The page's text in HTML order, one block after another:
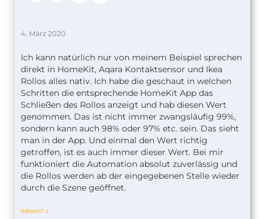
Home App noch einmal zu bearbeiten und eine
hinzuzufügen. Wie das funktioniert, haben wir
euch in derletzten Automation der Woche
gezeigt. Das folgende Video demonstriert euch die
komplette Automation.
Danke, Daniel!
Der BeitragRollo nicht schließen, wenn das
Fenster noch geöffnet ist
erschien zuerst auf
SmartApfel.de
.
4. März 2020
Ich kann natürlich nur von meinem Beispiel sprechen
direkt in HomeKit, Aqara Kontaktsensor und Ikea
Rollos alles nativ. Ich habe die geschaut in welchen
Schritten die entsprechende HomeKit App das
Schließen des Rollos anzeigt und hab diesen Wert
genommen. Das ist nicht immer zwangsläufig 99%,
sondern kann auch 98% oder 97% etc. sein. Das sieht
man in der App. Und einmal den Wert richtig
getroffen, ist es auch immer dieser Wert. Bei mir
funktioniert die Automation absolut zuverlässig und
die Rollos werden ab der eingegebenen Stelle wieder
durch die Szene geöffnet.
Hilfreich? ↆ